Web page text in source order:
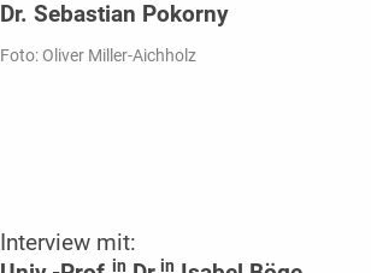
Dr. Sebastian Pokorny
Foto: Oliver Miller-Aichholz
Interview mit:
in in